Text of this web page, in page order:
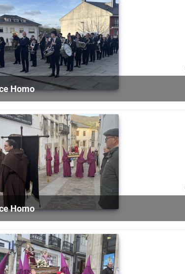
Homo
Homo